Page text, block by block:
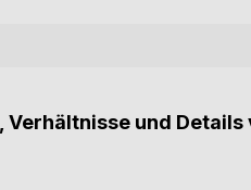
Verhältnisse und